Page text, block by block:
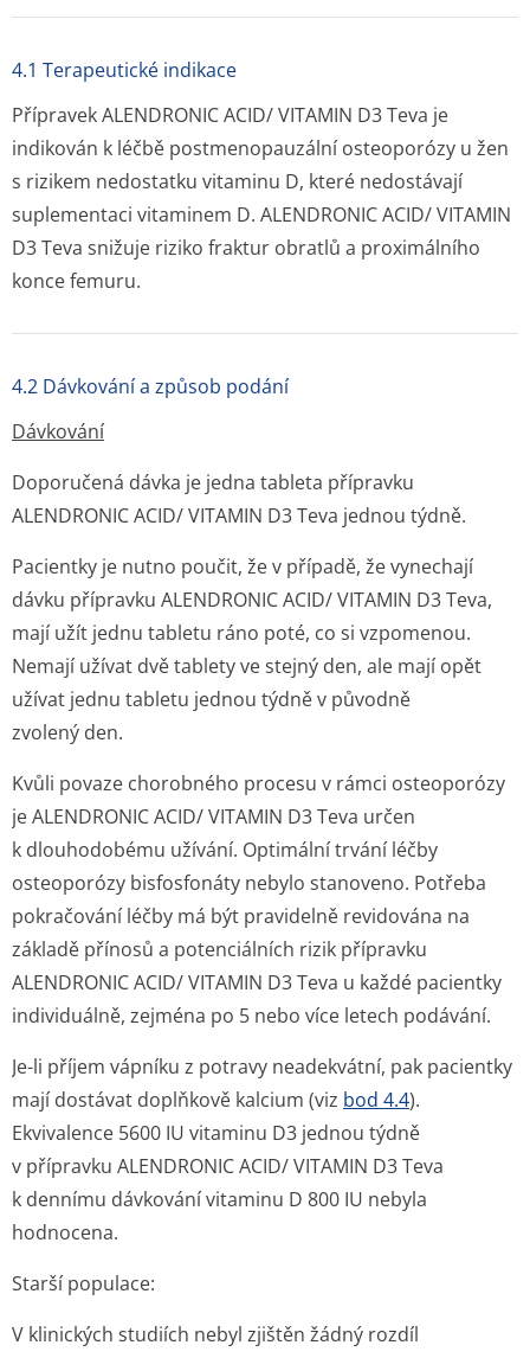
4.1 Terapeutické indikace
Přípravek ALENDRONIC ACID/ VITAMIN D3 Teva je
indikován k léčbě postmenopauzální osteoporózy u žen
s rizikem nedostatku vitaminu D, které nedostávají
suplementaci vitaminem D. ALENDRONIC ACID/ VITAMIN
D3 Teva snižuje riziko fraktur obratlů a proximálního
konce femuru.
4.2 Dávkování a způsob podání
Dávkování
Doporučená dávka je jedna tableta přípravku
ALENDRONIC ACID/ VITAMIN D3 Teva jednou týdně.
Pacientky je nutno poučit, že v případě, že vynechají
dávku přípravku ALENDRONIC ACID/ VITAMIN D3 Teva,
mají užít jednu tabletu ráno poté, co si vzpomenou.
Nemají užívat dvě tablety ve stejný den, ale mají opět
užívat jednu tabletu jednou týdně v původně
zvolený den.
Kvůli povaze chorobného procesu v rámci osteoporózy
je ALENDRONIC ACID/ VITAMIN D3 Teva určen
k dlouhodobému užívání. Optimální trvání léčby
osteoporózy bisfosfonáty nebylo stanoveno. Potřeba
pokračování léčby má být pravidelně revidována na
základě přínosů a potenciálních rizik přípravku
ALENDRONIC ACID/ VITAMIN D3 Teva u každé pacientky
individuálně, zejména po 5 nebo více letech podávání.
Je-li příjem vápníku z potravy neadekvátní, pak pacientky
mají dostávat doplňkově kalcium (viz bod 4.4).
Ekvivalence 5600 IU vitaminu D3 jednou týdně
v přípravku ALENDRONIC ACID/ VITAMIN D3 Teva
k dennímu dávkování vitaminu D 800 IU nebyla
hodnocena.
Starší populace:
V klinických studiích nebyl zjištěn žádný rozdíl